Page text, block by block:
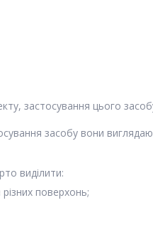
застосування цього
засобу вони
виділити:
поверхонь;